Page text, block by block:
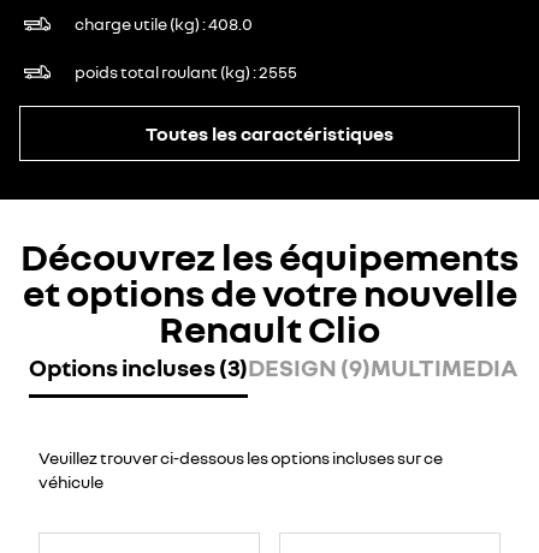
charge utile (kg) 408.0
poids total roulant (kg) 2555
Toutes les caractéristiques
Découvrez les équipements
et options de votre nouvelle
Renault Clio
Options incluses (3)DESIGN (9)MULTIMEDIA
Veuillez trouver ci-dessous les options incluses sur ce
véhicule